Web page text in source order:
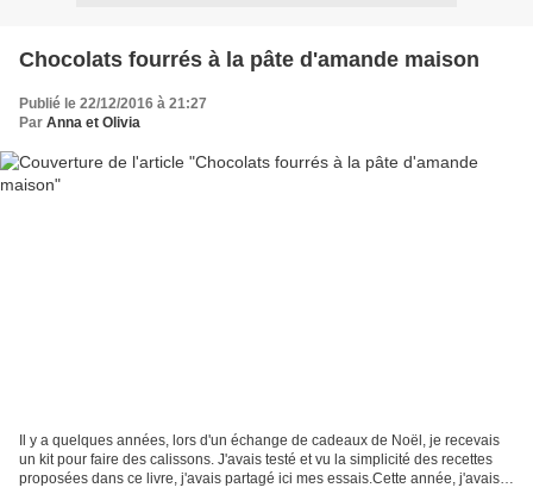
Chocolats fourrés à la pâte d'amande maison
Publié le 22/12/2016 à 21:27
Par Anna et Olivia
Il y a quelques années, lors d'un échange de cadeaux de Noël, je recevais
un kit pour faire des calissons. J'avais testé et vu la simplicité des recettes
proposées dans ce livre, j'avais partagé ici mes essais.Cette année, j'avais